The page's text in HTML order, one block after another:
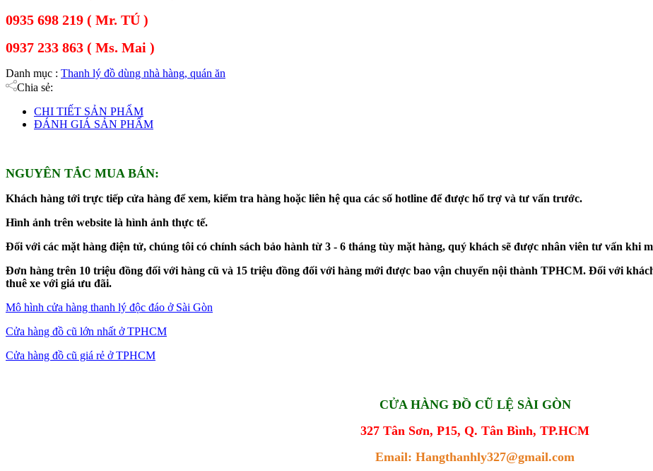
0935 698 219 ( Mr. TÚ )
0937 233 863 ( Ms. Mai )
Danh mục : Thanh lý đồ dùng nhà hàng, quán ăn
Chia sẻ:
CHI TIẾT SẢN PHẨM
ĐÁNH GIÁ SẢN PHẨM
NGUYÊN TẮC MUA BÁN:
Khách hàng tới trực tiếp cửa hàng để xem, kiểm tra hàng hoặc liên hệ qua các số hotline để được hổ trợ và tư vấn trước.
Hình ảnh trên website là hình ảnh thực tế.
Đối với các mặt hàng điện tử, chúng tôi có chính sách bảo hành từ 3 - 6 tháng tùy mặt hàng, quý khách sẽ được nhân viên tư vấn khi
Đơn hàng trên 10 triệu đồng đối với hàng cũ và 15 triệu đồng đối với hàng mới được bao vận chuyển nội thành TPHCM. Đối với
thuê xe với giá ưu đãi.
Mô hình cửa hàng thanh lý độc đáo ở Sài Gòn
Cửa hàng đồ cũ lớn nhất ở TPHCM
Cửa hàng đồ cũ giá rẻ ở TPHCM
CỬA HÀNG ĐỒ CŨ LỆ SÀI GÒN
327 Tân Sơn, P15, Q. Tân Bình, TP.HCM
Email: Hangthanhly327@gmail.com